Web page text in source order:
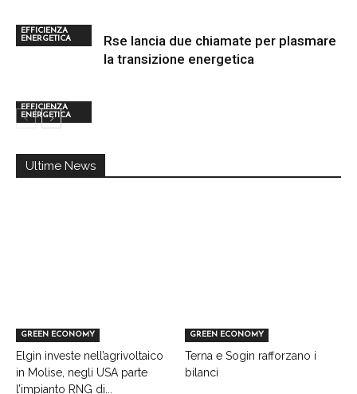
EFFICIENZA
ENERGETICA
EFFICIENZA
ENERGETICA
Rse lancia due chiamate per plasmare
la transizione energetica
Ultime News
GREEN ECONOMY
Elgin investe nell’agrivoltaico
in Molise, negli USA parte
l’impianto RNG di...
GREEN ECONOMY
Terna e Sogin rafforzano i
bilanci